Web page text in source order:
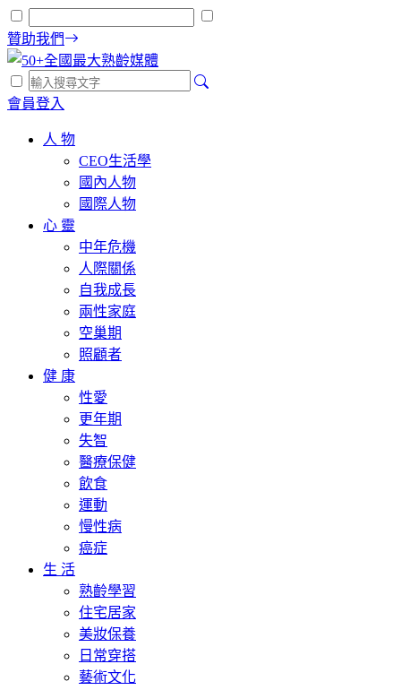
贊助我們
會員登入
人 物
CEO生活學
國內人物
國際人物
心 靈
中年危機
人際關係
自我成長
兩性家庭
空巢期
照顧者
健 康
性愛
更年期
失智
醫療保健
飲食
運動
慢性病
癌症
生 活
熟齡學習
住宅居家
美妝保養
日常穿搭
藝術文化